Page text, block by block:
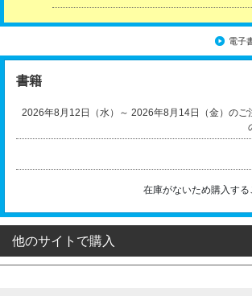
電子
書籍
2026年8月12日（水）～ 2026年8月14日（金）のご
在庫がないため購入する
他のサイトで購入